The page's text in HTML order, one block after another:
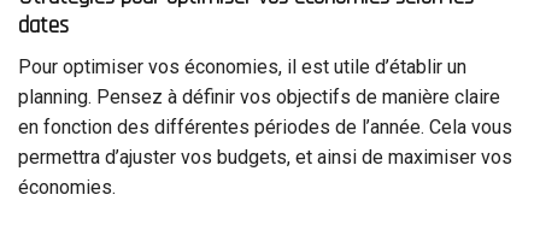
dates
Pour optimiser vos économies, il est utile d’établir un
planning. Pensez à définir vos objectifs de manière claire
en fonction des différentes périodes de l’année. Cela vous
permettra d’ajuster vos budgets, et ainsi de maximiser vos
économies.